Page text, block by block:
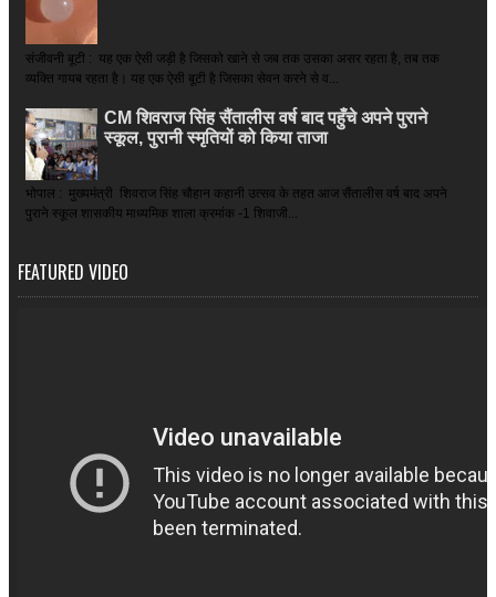
संजीवनी बूटी : यह एक ऐसी जड़ी है जिसको खाने से जब तक उसका असर रहता है, तब तक
व्यक्ति गायब रहता है। यह एक ऐसी बूटी है जिसका सेवन करने से व...
CM शिवराज सिंह सैंतालीस वर्ष बाद पहुँचे अपने पुराने
स्कूल, पुरानी स्मृतियों को किया ताजा
भोपाल : मुख्यमंत्री शिवराज सिंह चौहान कहानी उत्सव के तहत आज सैंतालीस वर्ष बाद अपने
पुराने स्कूल शासकीय माध्यमिक शाला क्रमांक -1 शिवाजी...
FEATURED VIDEO